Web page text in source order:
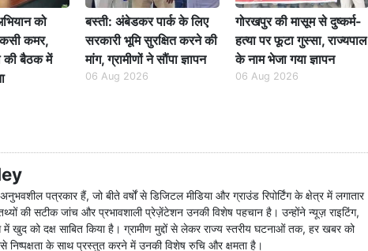
को
कमर,
की बैठक में
बस्ती: अंबेडकर पार्क के लिए
सरकारी भूमि सुरक्षित करने की
मांग, ग्रामीणों ने सौंपा ज्ञापन
06 Aug 2026
गोरखपुर की मासूम से दुष्कर्म-
हत्या पर फूटा गुस्सा, राज्यपाल
के नाम भेजा गया ज्ञापन
06 Aug 2026
पत्रकार हैं, जो बीते वर्षों से डिजिटल मीडिया और ग्राउंड रिपोर्टिंग के क्षेत्र में लगातार
की सटीक जांच और प्रभावशाली प्रेज़ेंटेशन उनकी विशेष पहचान है। उन्होंने न्यूज़ राइटिंग,
में खुद को दक्ष साबित किया है। ग्रामीण मुद्दों से लेकर राज्य स्तरीय घटनाओं तक, हर खबर को
के साथ प्रस्तुत करने में उनकी विशेष रुचि और क्षमता है।